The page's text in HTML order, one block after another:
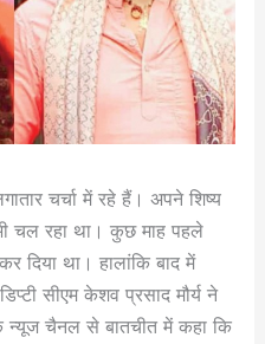
चर्चा में रहे हैं। अपने शिष्य
चल रहा था। कुछ माह पहले
दिया था। हालांकि बाद में
सीएम केशव प्रसाद मौर्य ने
न्यूज चैनल से बातचीत में कहा कि